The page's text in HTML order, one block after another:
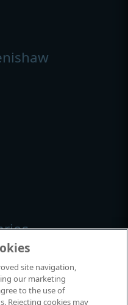
site navigation,
our marketing
to the use of
Rejecting cookies may